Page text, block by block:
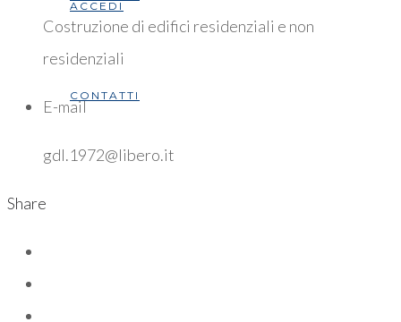
ACCEDI
CONTATTI
Costruzione di edifici residenziali e non
residenziali
E-mail
gdl.1972@libero.it
Share